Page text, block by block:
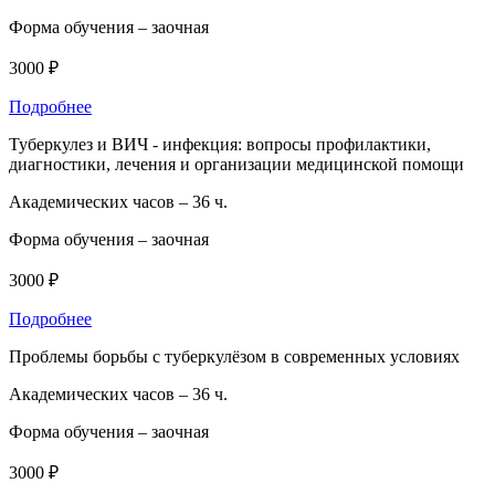
Форма обучения – заочная
3000 ₽
Подробнее
Туберкулез и ВИЧ - инфекция: вопросы профилактики,
диагностики, лечения и организации медицинской помощи
Академических часов – 36 ч.
Форма обучения – заочная
3000 ₽
Подробнее
Проблемы борьбы с туберкулёзом в современных условиях
Академических часов – 36 ч.
Форма обучения – заочная
3000 ₽